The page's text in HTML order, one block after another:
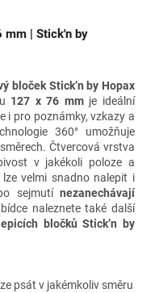
mm | Stick'n by
bloček Stick’n by Hopax
127 x 76 mmje ideální
i pro poznámky, vzkazy a
360° umožňuje
Čtvercová vrstva
v jakékoli poloze a
velmi snadno nalepit i
sejmutí nezanechávají
naleznete takédalší
bločků Stick’n by
psát v jakémkoliv směru